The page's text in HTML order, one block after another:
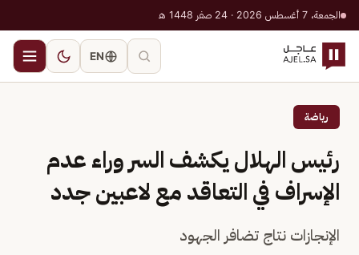
الجمعة، 7 أغسطس 2026 · 24 صفر 1448 هـ
EN
رياضة
رئيس الهلال يكشف السر وراء عدم
الإسراف في التعاقد مع لاعبين جدد
الإنجازات نتاج تضافر الجهود